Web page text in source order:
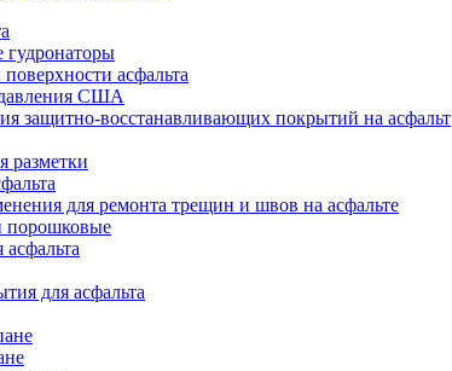
асфальта
США
защитно-восстанавливающих покрытий на асфальт
разметки
для ремонта трещин и швов на асфальте
порошковые
для асфальта